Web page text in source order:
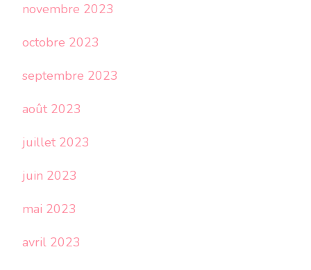
novembre 2023
octobre 2023
septembre 2023
août 2023
juillet 2023
juin 2023
mai 2023
avril 2023